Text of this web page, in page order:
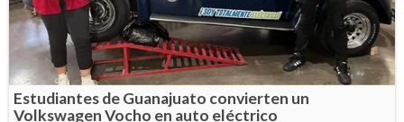
Estudiantes de Guanajuato convierten un
Volkswagen Vocho en auto eléctrico